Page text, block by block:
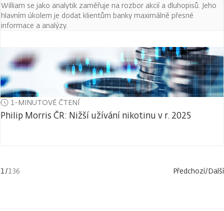
William se jako analytik zaměřuje na rozbor akcií a dluhopisů. Jeho
hlavním úkolem je dodat klientům banky maximálně přesné
informace a analýzy.
1-MINUTOVÉ ČTENÍ
Philip Morris ČR: Nižší užívání nikotinu v r. 2025
1/136 Předchozí/Další